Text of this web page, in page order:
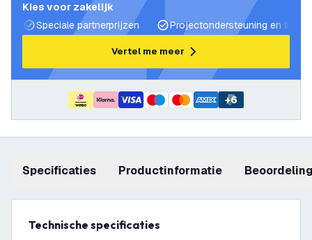
Kies voor zakelijk
Speciale partnerprijzen
Projectondersteuning en
Vertel me meer
+6
Specificaties productinformatie
Technische specificaties